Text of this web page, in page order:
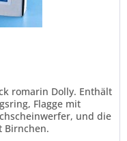
romarin Dolly. Enthält
Flagge mit
und die
Birnchen.